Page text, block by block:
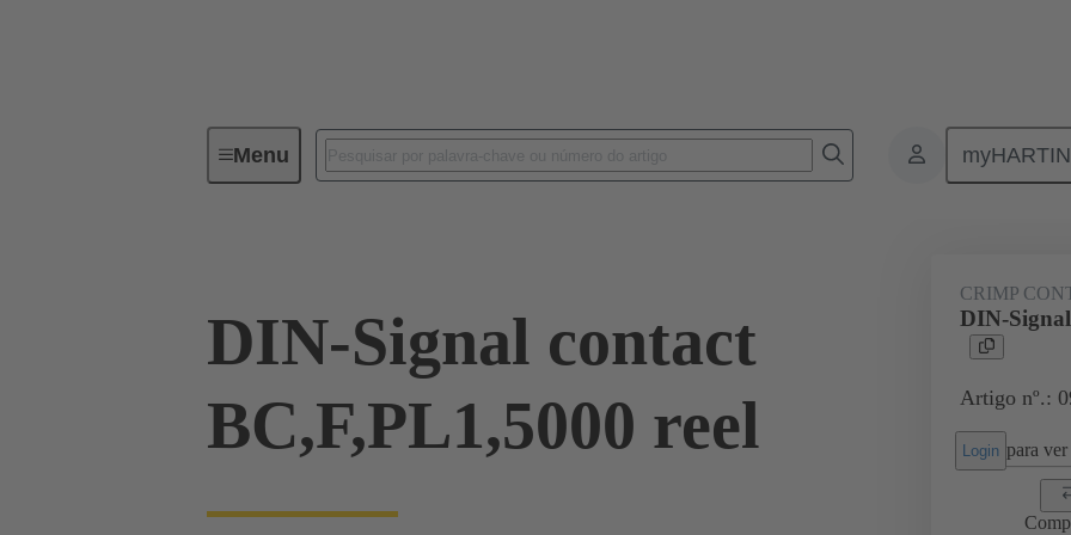
MenuSeries
DIN-Signal contact
BC,F,PL1,5000 reel
CRIMP
DIN-
Artigo nº.:
Login para